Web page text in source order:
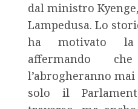
dal ministro
Lampedusa. Lo
ha motivato la
affermando
l’abrogheranno
solo il